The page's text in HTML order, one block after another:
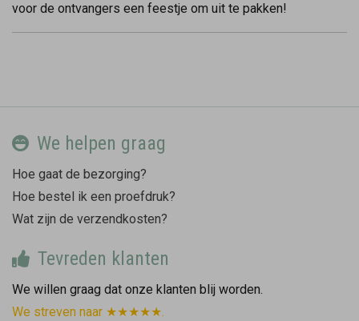
voor de ontvangers een feestje om uit te pakken!
We helpen graag
Hoe gaat de bezorging?
Hoe bestel ik een proefdruk?
Wat zijn de verzendkosten?
Tevreden klanten
We willen graag dat onze klanten blij worden.
We streven naar ★★★★★.